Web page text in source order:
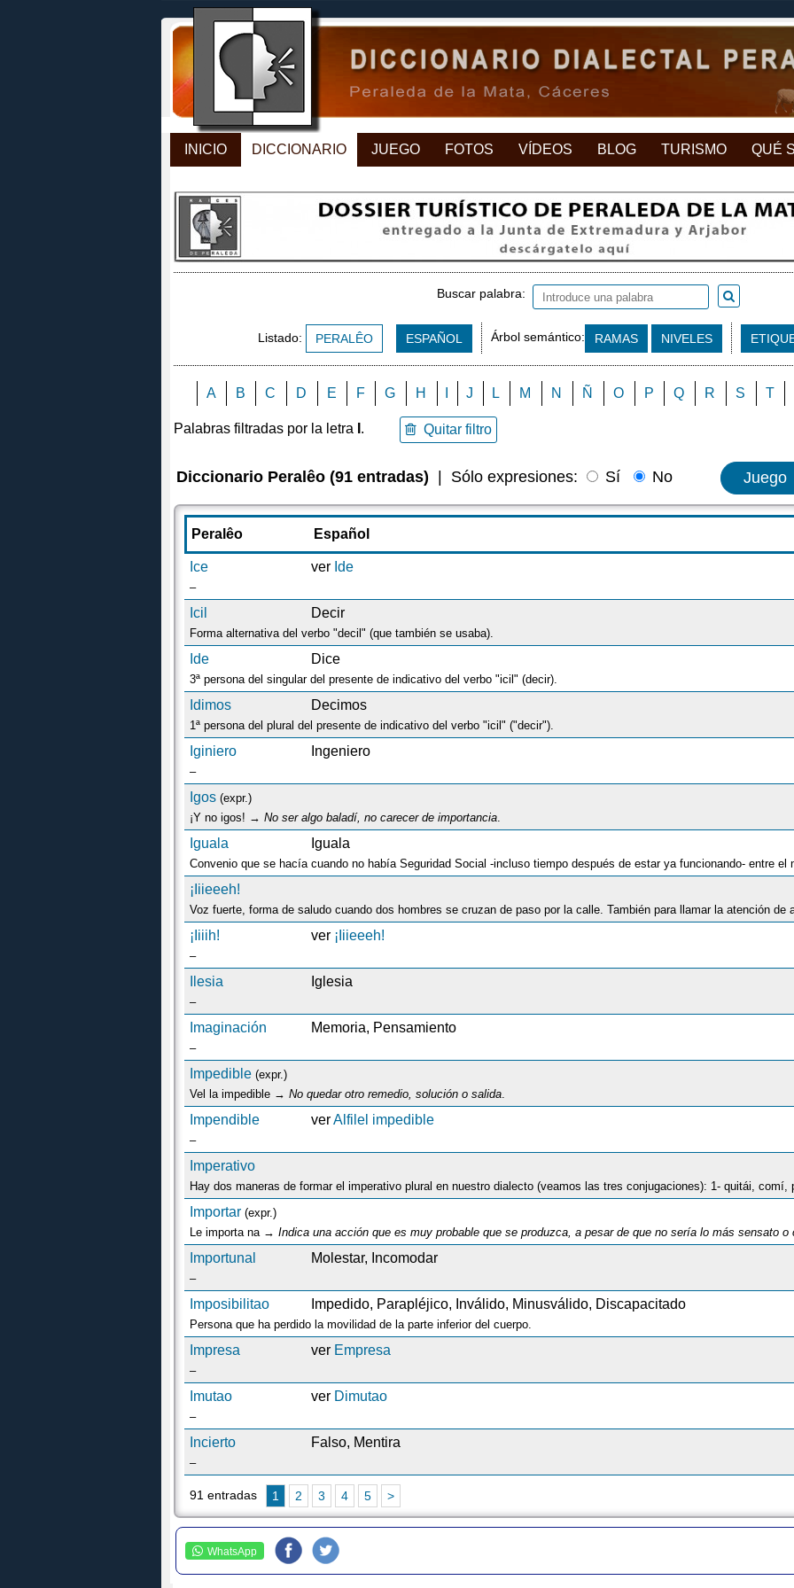
INICIO DICCIONARIO JUEGO FOTOS VÍDEOS BLOG TURISMO QUÉ
Buscar palabra:
Listado: PERALÊO ESPAÑOL Árbol semántico: RAMAS NIVELES
A B C D E F G H J L M N Ñ O P Q R S T
Palabras filtradas por la letra . Quitar filtro
Diccionario Peralêo (91 entradas) Sólo expresiones: Sí No Juego
Peralêo Español
Ice ver Ide
–
Icil Decir
Forma alternativa del verbo "decil" (que también se usaba).
Ide Dice
3ª persona del singular del presente de indicativo del verbo "icil" (decir).
Idimos Decimos
1ª persona del plural del presente de indicativo del verbo "icil" ("decir").
Iginiero Ingeniero
–
Igos (expr.)
¡Y no igos! → No ser algo baladí, no carecer de importancia.
Iguala Iguala
¡Iiieeeh!
¡Iiiih! ver ¡Iiieeeh!
–
Ilesia Iglesia
–
Imaginación Memoria, Pensamiento
–
Impedible (expr.)
Vel la impedible → No quedar otro remedio, solución o salida.
Impendible verAlfilel impedible
–
Imperativo
Importar (expr.)
Le importa na → Indica una acción que es muy probable que se produzca, a pesar de que no sería lo más sensato o
Importunal Molestar, Incomodar
–
Imposibilitao Impedido, Parapléjico, Inválido, Minusválido, Discapacitado
Persona que ha perdido la movilidad de la parte inferior del cuerpo.
Impresa ver Empresa
–
Imutao ver Dimutao
–
Incierto Falso, Mentira
–
91 entradas 1 2 3 4 5 >
WhatsApp